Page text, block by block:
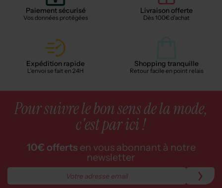
Paiement sécurisé
Vos données protégées
Livraison offerte
Dès 100€ d'achat
Expédition rapide
L'envoi se fait en 24H
Shopping tranquille
Retour facile en point relais
Pour suivre le bon sens de la mode,
c'est par ici !
10€ offerts en vous abonnant à notre
newsletter